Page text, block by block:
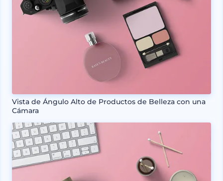
Vista de Ángulo Alto de Productos de Belleza con una
Cámara